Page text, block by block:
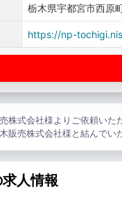
栃木県宇都宮市西原
https://np-
株式会社様よりご依頼いた
販売株式会社様と結んでい
人情報